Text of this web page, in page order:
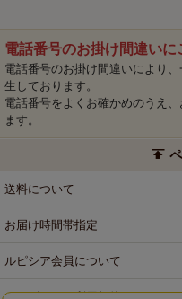
電話番号のお掛け間違いに
電話番号のお掛け間違いにより
生しております。
電話番号をよくお確かめのうえ
ます。
送料について
お届け時間帯指定
ルピシア会員について